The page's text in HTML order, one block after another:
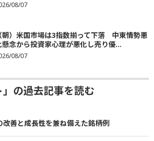
08/07
（朝）米国市場は3指数揃って下落 中東情勢悪
懸念から投資家心理が悪化し売り優...
08/07
」の過去記事を読む
改善と成長性を兼ね備えた銘柄例